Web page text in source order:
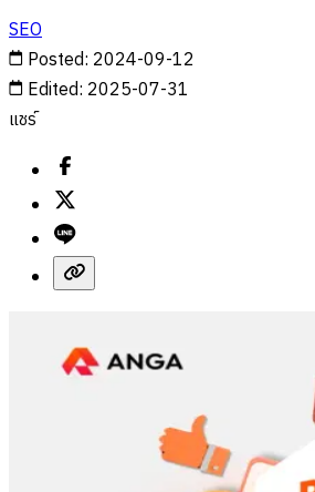
SEO
Posted: 2024-09-12
Edited: 2025-07-31
แชร์